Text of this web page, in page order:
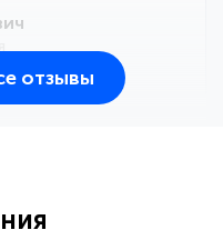
отзывы